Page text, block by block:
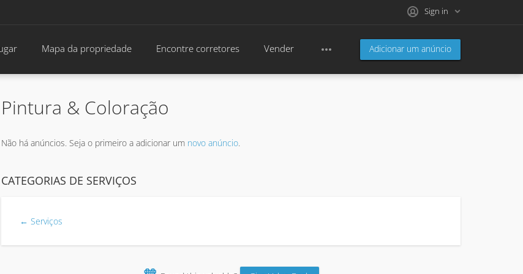
Sign in
Adicionar um anúncio
Mapa da propriedade Encontre corretores Vender
Pintura & Coloração
Não há anúncios. Seja o primeiro a adicionar um novo anúncio.
CATEGORIAS DE SERVIÇOS
← Serviços